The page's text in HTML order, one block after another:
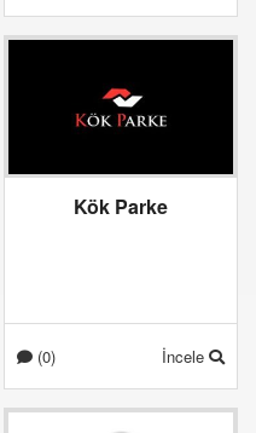
Kök Parke
(0) İncele